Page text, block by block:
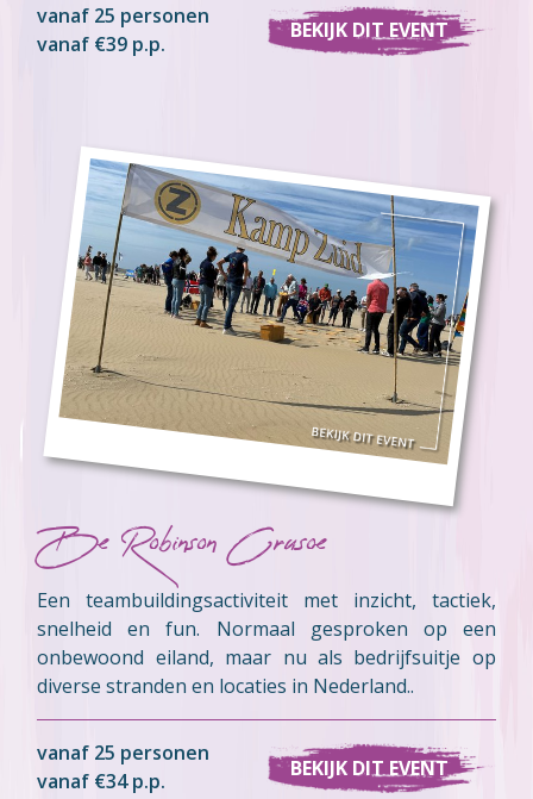
vanaf 25 personen
vanaf €39 p.p.
BEKIJK DIT EVENT
Be Robinson Crusoe
Een teambuildingsactiviteit met inzicht, tactiek,
snelheid en fun. Normaal gesproken op een
onbewoond eiland, maar nu als bedrijfsuitje op
diverse stranden en locaties in Nederland..
vanaf 25 personen
vanaf €34 p.p.
BEKIJK DIT EVENT